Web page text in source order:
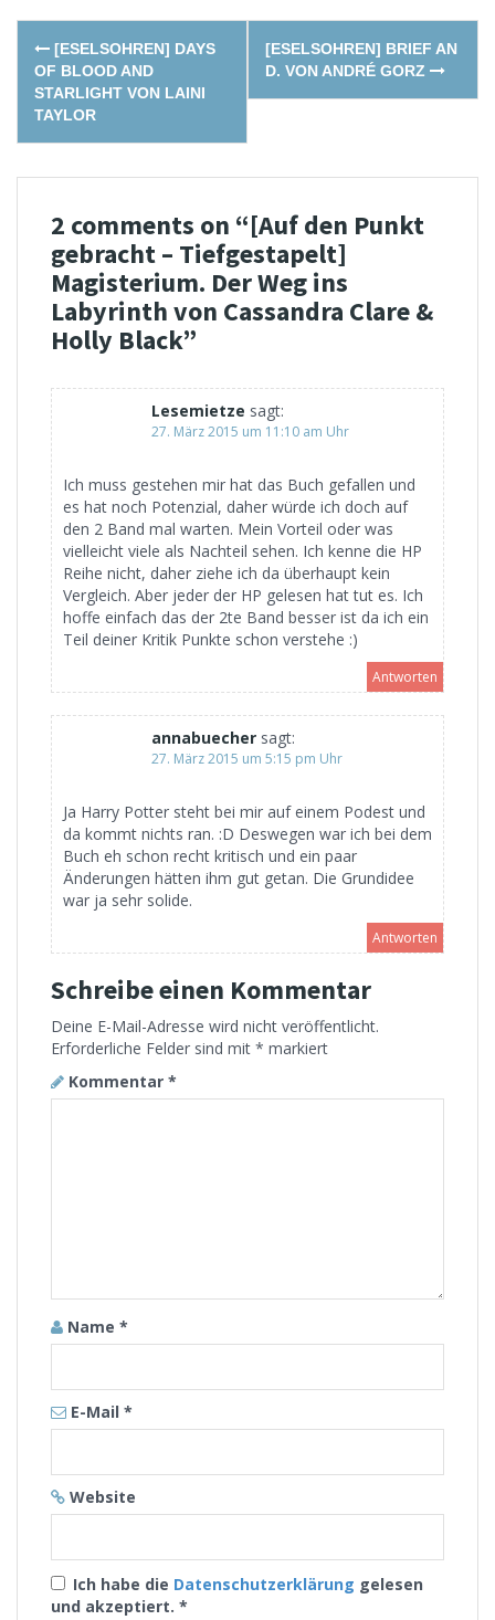
Post
navigation
[ESELSOHREN] DAYS
OF BLOOD AND
STARLIGHT VON LAINI
TAYLOR
[ESELSOHREN] BRIEF AN
D. VON ANDRÉ GORZ
2 comments on “[Auf den Punkt
gebracht – Tiefgestapelt]
Magisterium. Der Weg ins
Labyrinth von Cassandra Clare &
Holly Black”
Lesemietze sagt:
27. März 2015 um 11:10 am Uhr
Ich muss gestehen mir hat das Buch gefallen und
es hat noch Potenzial, daher würde ich doch auf
den 2 Band mal warten. Mein Vorteil oder was
vielleicht viele als Nachteil sehen. Ich kenne die HP
Reihe nicht, daher ziehe ich da überhaupt kein
Vergleich. Aber jeder der HP gelesen hat tut es. Ich
hoffe einfach das der 2te Band besser ist da ich ein
Teil deiner Kritik Punkte schon verstehe :)
Antworten
annabuecher sagt:
27. März 2015 um 5:15 pm Uhr
Ja Harry Potter steht bei mir auf einem Podest und
da kommt nichts ran. :D Deswegen war ich bei dem
Buch eh schon recht kritisch und ein paar
Änderungen hätten ihm gut getan. Die Grundidee
war ja sehr solide.
Antworten
Schreibe einen Kommentar
Deine E-Mail-Adresse wird nicht veröffentlicht.
Erforderliche Felder sind mit * markiert
Kommentar *
Name *
E-Mail *
Website
Ich habe die Datenschutzerklärung gelesen
und akzeptiert. *